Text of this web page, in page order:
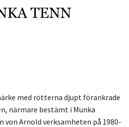
med rötterna djupt förankrade
närmare bestämt i Munka
von Arnold verksamheten på 1980-